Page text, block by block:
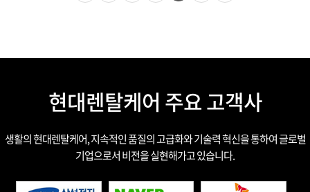
현대렌탈케어 주요 고객사
생활의 현대렌탈케어, 지속적인 품질의 고급화와 기술력 혁신을 통하여 글로벌
기업으로서 비전을 실현해가고 있습니다.